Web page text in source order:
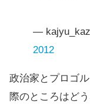
—
2012
政治家とプロゴ
際のところはど